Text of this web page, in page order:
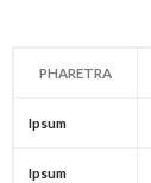
PHARETRA
Ipsum
Ipsum